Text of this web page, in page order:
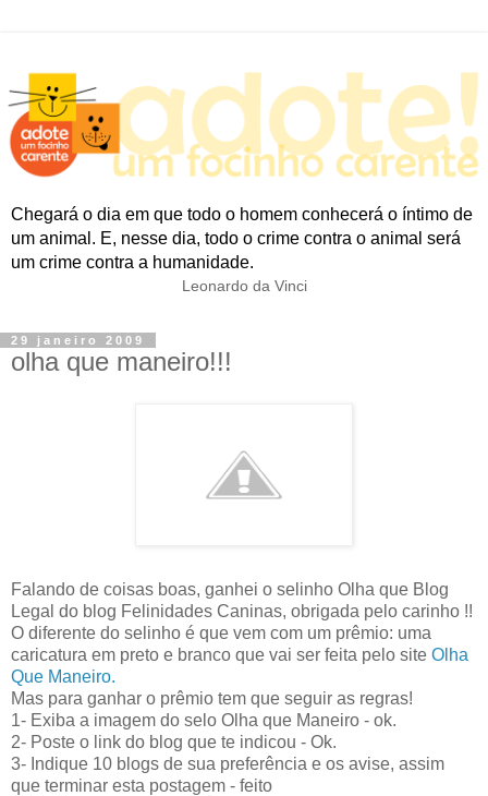
Chegará o dia em que todo o homem conhecerá o íntimo de
um animal. E, nesse dia, todo o crime contra o animal será
um crime contra a humanidade.
Leonardo da Vinci
29 janeiro 2009
olha que maneiro!!!
Falando de coisas boas, ganhei o selinho Olha que Blog
Legal do blog Felinidades Caninas, obrigada pelo carinho !!
O diferente do selinho é que vem com um prêmio: uma
caricatura em preto e branco que vai ser feita pelo site Olha
Que Maneiro.
Mas para ganhar o prêmio tem que seguir as regras!
1- Exiba a imagem do selo Olha que Maneiro - ok.
2- Poste o link do blog que te indicou - Ok.
3- Indique 10 blogs de sua preferência e os avise, assim
que terminar esta postagem - feito